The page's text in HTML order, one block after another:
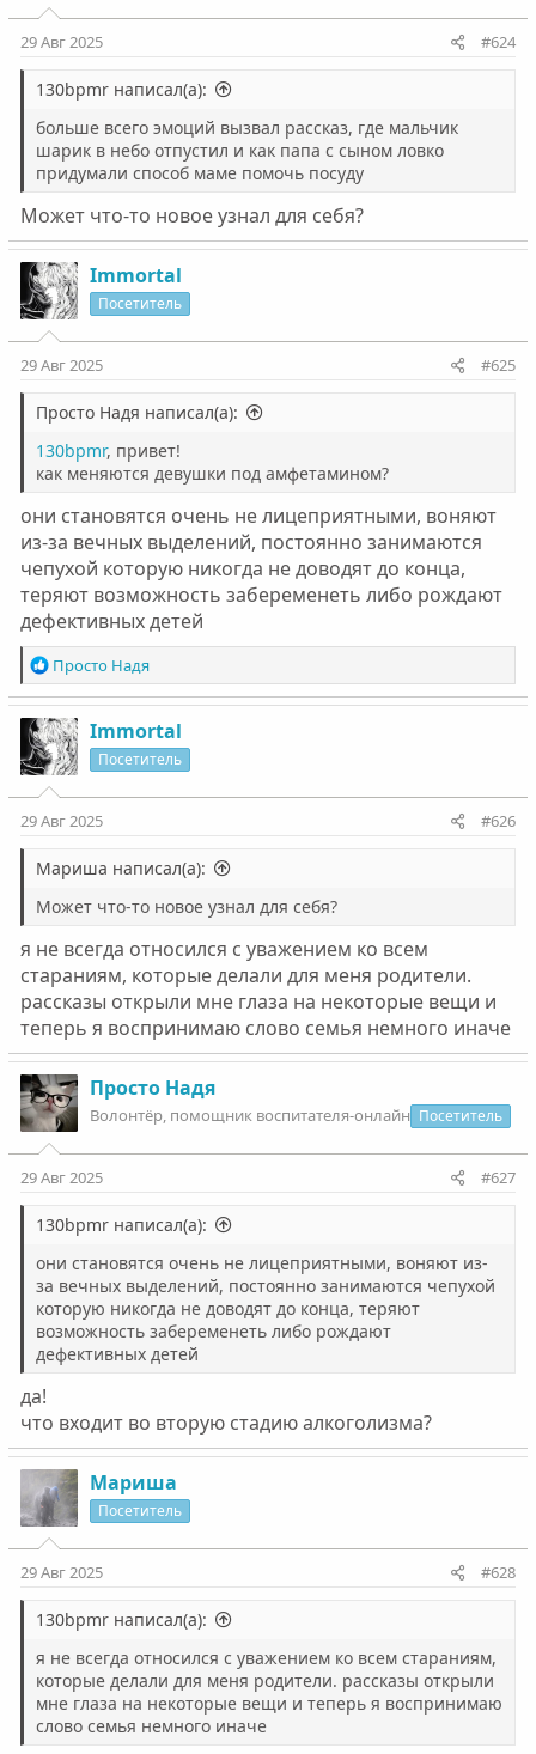
29 Авг 2025 #624
130bpmr написал(а):
больше всего эмоций вызвал рассказ, где мальчик
шарик в небо отпустил и как папа с сыном ловко
придумали способ маме помочь посуду
Может что-то новое узнал для себя?
Immortal
Посетитель
29 Авг 2025 #625
Просто Надя написал(а):
130bpmr, привет!
как меняются девушки под амфетамином?
они становятся очень не лицеприятными, воняют
из-за вечных выделений, постоянно занимаются
чепухой которую никогда не доводят до конца,
теряют возможность забеременеть либо рождают
дефективных детей
Р
е
а
к
ц
и
и
:
Просто Надя
Immortal
Посетитель
29 Авг 2025 #626
Мариша написал(а):
Может что-то новое узнал для себя?
я не всегда относился с уважением ко всем
стараниям, которые делали для меня родители.
рассказы открыли мне глаза на некоторые вещи и
теперь я воспринимаю слово семья немного иначе
Просто Надя
Волонтëр, помощник воспитателя-онлайн Посетитель
29 Авг 2025 #627
130bpmr написал(а):
они становятся очень не лицеприятными, воняют из-
за вечных выделений, постоянно занимаются чепухой
которую никогда не доводят до конца, теряют
возможность забеременеть либо рождают
дефективных детей
да!
что входит во вторую стадию алкоголизма?
Мариша
Посетитель
29 Авг 2025 #628
130bpmr написал(а):
я не всегда относился с уважением ко всем стараниям,
которые делали для меня родители. рассказы открыли
мне глаза на некоторые вещи и теперь я воспринимаю
слово семья немного иначе